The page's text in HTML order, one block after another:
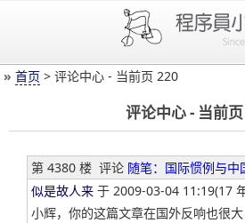
» 首页 > 评论中心 - 当前页 220
评论中心 - 当前
第 4380 楼 评论 随笔：国际惯例与中
似是故人来 于 2009-03-04 11:19(17
小辉，你的这篇文章在国外反响也很